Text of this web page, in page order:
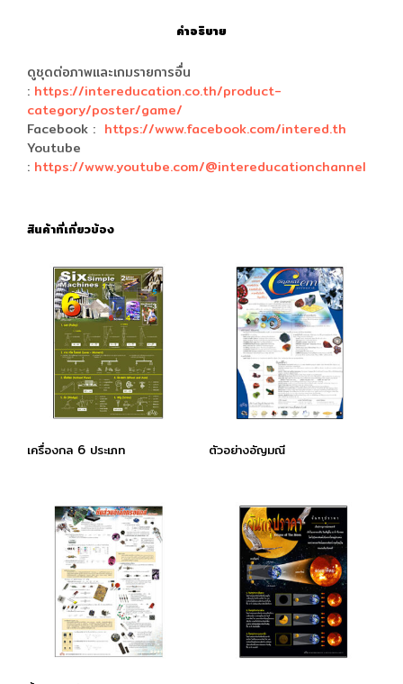
คำอธิบาย
ดูชุดต่อภาพและเกมรายการอื่น
: https://intereducation.co.th/product-
category/poster/game/
Facebook : https://www.facebook.com/intered.th
Youtube
: https://www.youtube.com/@intereducationchannel
สินค้าที่เกี่ยวข้อง
เครื่องกล 6 ประเภท ตัวอย่างอัญมณี